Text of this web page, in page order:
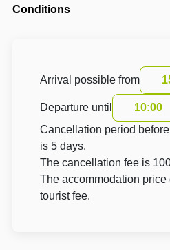
Conditions
Arrival possible from
Departure until
10:00
Cancellation period
is 5 days.
The cancellation fee is
The accommodation
tourist fee.